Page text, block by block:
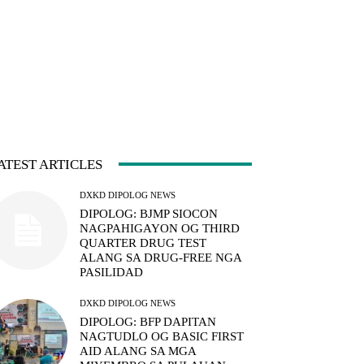
ARTICLES
DXKD DIPOLOG NEWS
DIPOLOG: BJMP SIOCON
NAGPAHIGAYON OG THIRD
QUARTER DRUG TEST
ALANG SA DRUG-FREE NGA
PASILIDAD
DXKD DIPOLOG NEWS
DIPOLOG: BFP DAPITAN
NAGTUDLO OG BASIC FIRST
AID ALANG SA MGA